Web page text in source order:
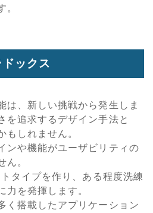
。
ックス
は、新しい挑戦から発生しま
を追求するデザイン手法と
もしれません。
ンや機能がユーザビリティの
ん。
タイプを作り、ある程度洗練
力を発揮します。
く搭載したアプリケーション